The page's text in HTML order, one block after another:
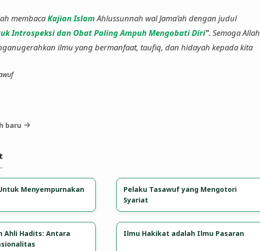
membacaKajian IslamAhlussunnah wal Jama’ah dengan judul
Introspeksi dan Obat Paling Ampuh Mengobati Diri". Semoga Allah
baru
Menyempurnakan
Pelaku Tasawuf yang Mengotori
Syariat
Ahli Hadits: Antara
Ilmu Hakikat adalah Ilmu Pasaran